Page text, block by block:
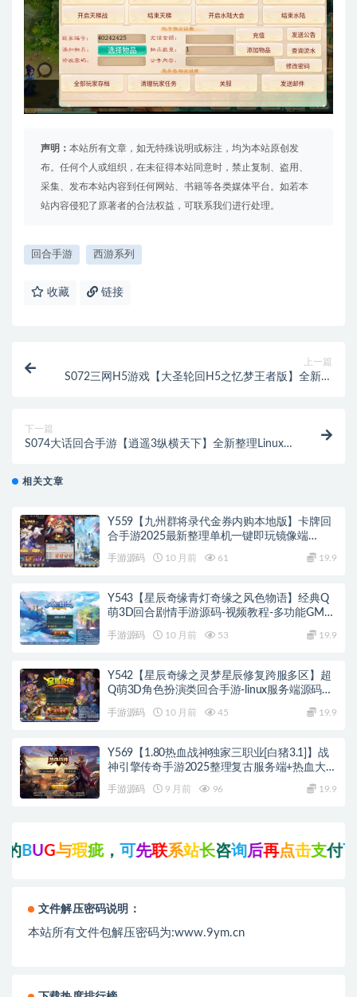
声明： 本站所有文章，如无特殊说明或标注，均为本站原创发
布。任何个人或组织，在未征得本站同意时，禁止复制、盗用、
采集、发布本站内容到任何网站、书籍等各类媒体平台。如若本
站内容侵犯了原著者的合法权益，可联系我们进行处理。
回合手游 西游系列
收藏 链接
上一篇
S072三网H5游戏【大圣轮回H5之忆梦王者版】全新整
下一篇
S074大话回合手游【逍遥3纵横天下】全新整理Linux手
相关文章
Y559【九州群将录代金券内购本地版】卡牌回
合手游2025最新整理单机一键即玩镜像端
+Linux手工服务端+本地资源包+GM授权后台
+教程
手游源码 10 月前 61 19.9
Y543【星辰奇缘青灯奇缘之风色物语】经典Q
萌3D回合剧情手游源码-视频教程-多功能GM物
手游源码 10 月前 53 19.9
Y542【星辰奇缘之灵梦星辰修复跨服多区】超
Q萌3D角色扮演类回合手游-linux服务端源码视
手游源码 10 月前 45 19.9
Y569【1.80热血战神独家三职业[白猪3.1]】战
神引擎传奇手游2025整理复古服务端+热血大陆
手游源码 9 月前 96 19.9
与 瑕疵，可先联 系 站长咨询后再点击支付下载!
文件解压密码说明：
本站所有文件包解压密码为:www.9ym.cn